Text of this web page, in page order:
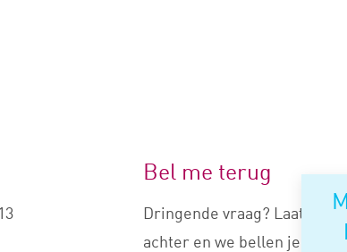
Bel me terug
Dringende vraag? Laat je
achter en we bellen je snel